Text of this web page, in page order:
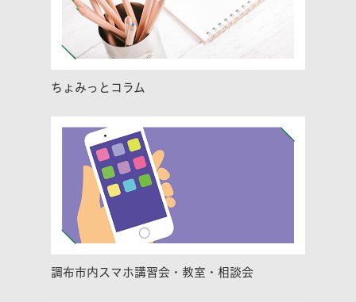
ちょみっとコラム
調布市内スマホ講習会・教室・相談会